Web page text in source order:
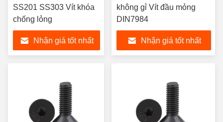
SS201 SS303 Vít khóa
chống lỏng
Nhận giá tốt nhất
không gỉ Vít đầu mỏng
DIN7984
Nhận giá tốt nhất